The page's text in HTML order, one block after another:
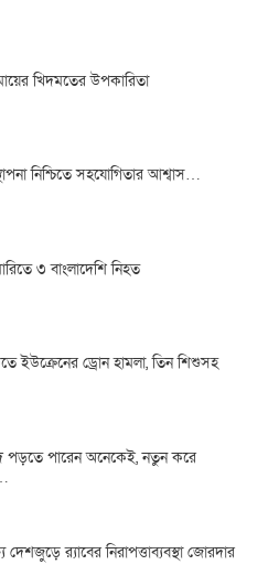
খিদমতের উপকারিতা
নিশ্চিতে সহযোগিতার আশ্বাস…
৩ বাংলাদেশি নিহত
ইউক্রেনের ড্রোন হামলা, তিন শিশুসহ
পড়তে পারেন অনেকেই, নতুন করে
র‌্যাবের নিরাপত্তাব্যবস্থা জোরদার